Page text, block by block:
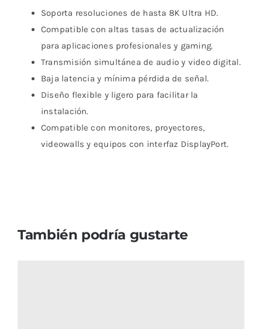
Soporta resoluciones de hasta 8K Ultra HD.
Compatible con altas tasas de actualización
para aplicaciones profesionales y gaming.
Transmisión simultánea de audio y video digital.
Baja latencia y mínima pérdida de señal.
Diseño flexible y ligero para facilitar la
instalación.
Compatible con monitores, proyectores,
videowalls y equipos con interfaz DisplayPort.
También podría gustarte